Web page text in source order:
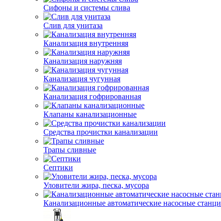
Сифоны и системы слива
Слив для унитаза
Канализация внутренняя
Канализация наружняя
Канализация чугунная
Канализация гофрированная
Клапаны канализационные
Средства прочистки канализации
Трапы сливные
Септики
Уловители жира, песка, мусора
Канализационные автоматические насосные